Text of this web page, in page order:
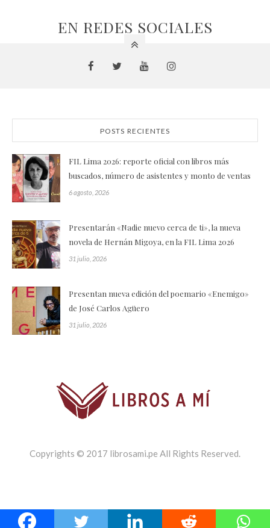
EN REDES SOCIALES
POSTS RECIENTES
FIL Lima 2026: reporte oficial con libros más
buscados, número de asistentes y monto de ventas
6 agosto, 2026
Presentarán «Nadie nuevo cerca de ti», la nueva
novela de Hernán Migoya, en la FIL Lima 2026
31 julio, 2026
Presentan nueva edición del poemario «Enemigo»
de José Carlos Agüero
31 julio, 2026
Copyrights © 2017 librosami.pe All Rights Reserved.